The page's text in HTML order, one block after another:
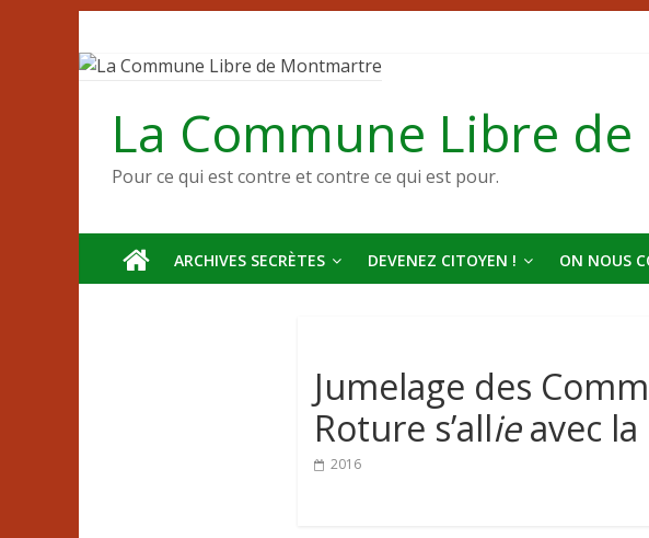
au
contenu
La Commune Libre
Pour ce qui est contre et contre ce qui est pour.
ARCHIVES SECRÈTES DEVENEZ CITOYEN ! ON NOUS
Jumelage des
Roture s’allieavec la
2016